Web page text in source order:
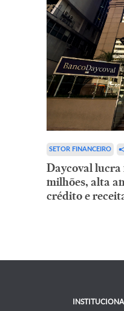
SETOR FINANCEIRO
Daycoval lucra
milhões, alta
crédito e